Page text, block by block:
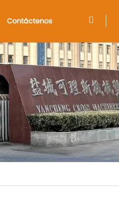
Contáctenos